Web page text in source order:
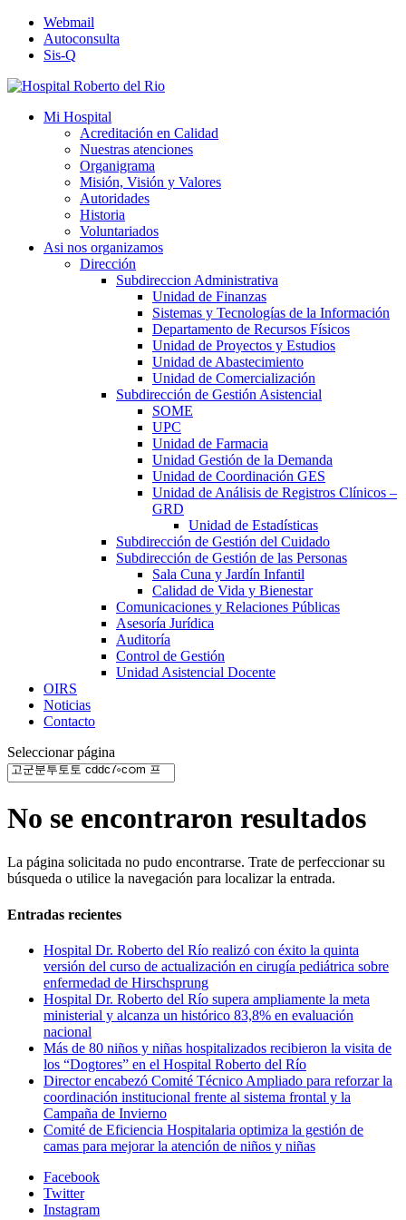
Webmail
Autoconsulta
Sis-Q
Mi Hospital
Acreditación en Calidad
Nuestras atenciones
Organigrama
Misión, Visión y Valores
Autoridades
Historia
Voluntariados
Asi nos organizamos
Dirección
Subdireccion Administrativa
Unidad de Finanzas
Sistemas y Tecnologías de la Información
Departamento de Recursos Físicos
Unidad de Proyectos y Estudios
Unidad de Abastecimiento
Unidad de Comercialización
Subdirección de Gestión Asistencial
SOME
UPC
Unidad de Farmacia
Unidad Gestión de la Demanda
Unidad de Coordinación GES
Unidad de Análisis de Registros Clínicos –
GRD
Unidad de Estadísticas
Subdirección de Gestión del Cuidado
Subdirección de Gestión de las Personas
Sala Cuna y Jardín Infantil
Calidad de Vida y Bienestar
Comunicaciones y Relaciones Públicas
Asesoría Jurídica
Auditoría
Control de Gestión
Unidad Asistencial Docente
OIRS
Noticias
Contacto
Seleccionar página
No se encontraron resultados
La página solicitada no pudo encontrarse. Trate de perfeccionar su
búsqueda o utilice la navegación para localizar la entrada.
Entradas recientes
Hospital Dr. Roberto del Río realizó con éxito la quinta
versión del curso de actualización en cirugía pediátrica sobre
enfermedad de Hirschsprung
Hospital Dr. Roberto del Río supera ampliamente la meta
ministerial y alcanza un histórico 83,8% en evaluación
nacional
Más de 80 niños y niñas hospitalizados recibieron la visita de
los “Dogtores” en el Hospital Roberto del Río
Director encabezó Comité Técnico Ampliado para reforzar la
coordinación institucional frente al sistema frontal y la
Campaña de Invierno
Comité de Eficiencia Hospitalaria optimiza la gestión de
camas para mejorar la atención de niños y niñas
Facebook
Twitter
Instagram